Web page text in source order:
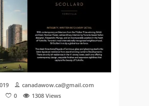
canadawow.ca@gmail.com
0 1308 Views